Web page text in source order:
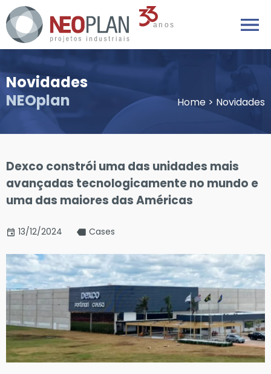
Novidades
NEOplan
Home > Novidades
Dexco constrói uma das unidades mais
avançadas tecnologicamente no mundo e
uma das maiores das Américas
13/12/2024 Cases